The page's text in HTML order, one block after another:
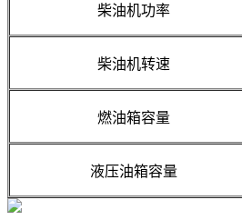
柴油机功率
柴油机转速
燃油箱容量
液压油箱容量